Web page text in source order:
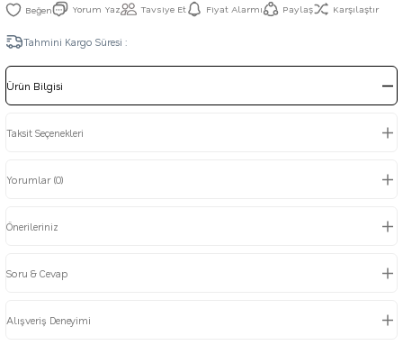
Yorum Yaz Tavsiye Et Fiyat Alarmı Paylaş Karşılaştır
Tahmini Kargo Süresi :
Ürün Bilgisi
Taksit Seçenekleri
Yorumlar (0)
Önerileriniz
Soru & Cevap
Alışveriş Deneyimi